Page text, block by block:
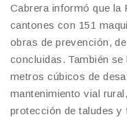
Cabrera informó que la
cantones con 151
obras de prevención,
concluidas. También
metros cúbicos de
mantenimiento vial
protección de taludes